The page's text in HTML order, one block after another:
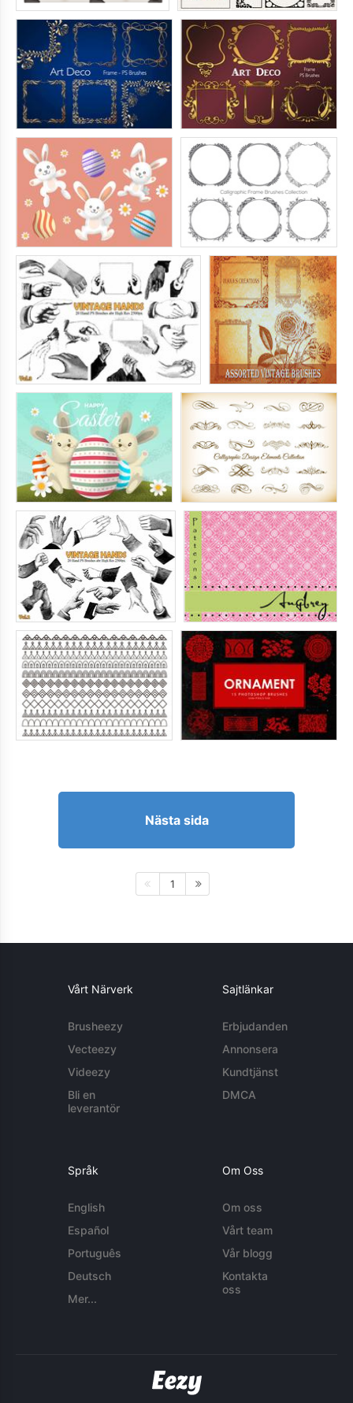
Nästa sida
1
Vårt Närverk
Brusheezy
Vecteezy
Videezy
Bli en
leverantör
Sajtlänkar
Erbjudanden
Annonsera
Kundtjänst
DMCA
Språk
English
Español
Português
Deutsch
Mer...
Om Oss
Om oss
Vårt team
Vår blogg
Kontakta
oss